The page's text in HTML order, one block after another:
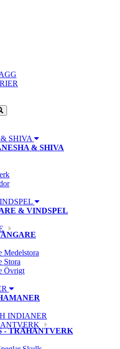
SHIVA
& SHIVA
& VINDSPEL
Medelstora
Stora
Övrigt
INDIANER
- TRÄHANTVERK